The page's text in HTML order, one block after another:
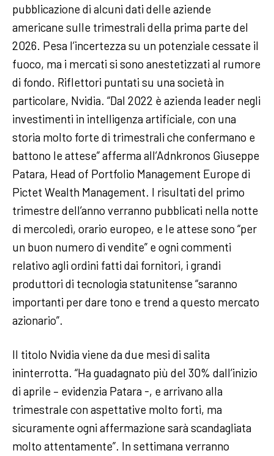
pubblicazione di alcuni dati delle aziende
americane sulle trimestrali della prima parte del
2026. Pesa l’incertezza su un potenziale cessate il
fuoco, ma i mercati si sono anestetizzati al rumore
di fondo. Riflettori puntati su una società in
particolare, Nvidia. “Dal 2022 è azienda leader negli
investimenti in intelligenza artificiale, con una
storia molto forte di trimestrali che confermano e
battono le attese” afferma all’Adnkronos Giuseppe
Patara, Head of Portfolio Management Europe di
Pictet Wealth Management. I risultati del primo
trimestre dell’anno verranno pubblicati nella notte
di mercoledì, orario europeo, e le attese sono “per
un buon numero di vendite” e ogni commenti
relativo agli ordini fatti dai fornitori, i grandi
produttori di tecnologia statunitense “saranno
importanti per dare tono e trend a questo mercato
azionario”.
Il titolo Nvidia viene da due mesi di salita
ininterrotta. “Ha guadagnato più del 30% dall’inizio
di aprile – evidenzia Patara -, e arrivano alla
trimestrale con aspettative molto forti, ma
sicuramente ogni affermazione sarà scandagliata
molto attentamente”. In settimana verranno